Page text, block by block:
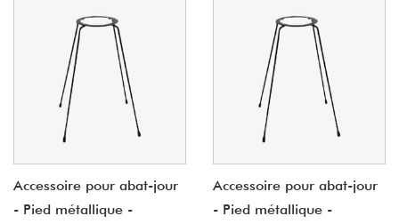
Accessoire pour abat-jour
- Pied métallique -
Accessoire pour abat-jour
- Pied métallique -